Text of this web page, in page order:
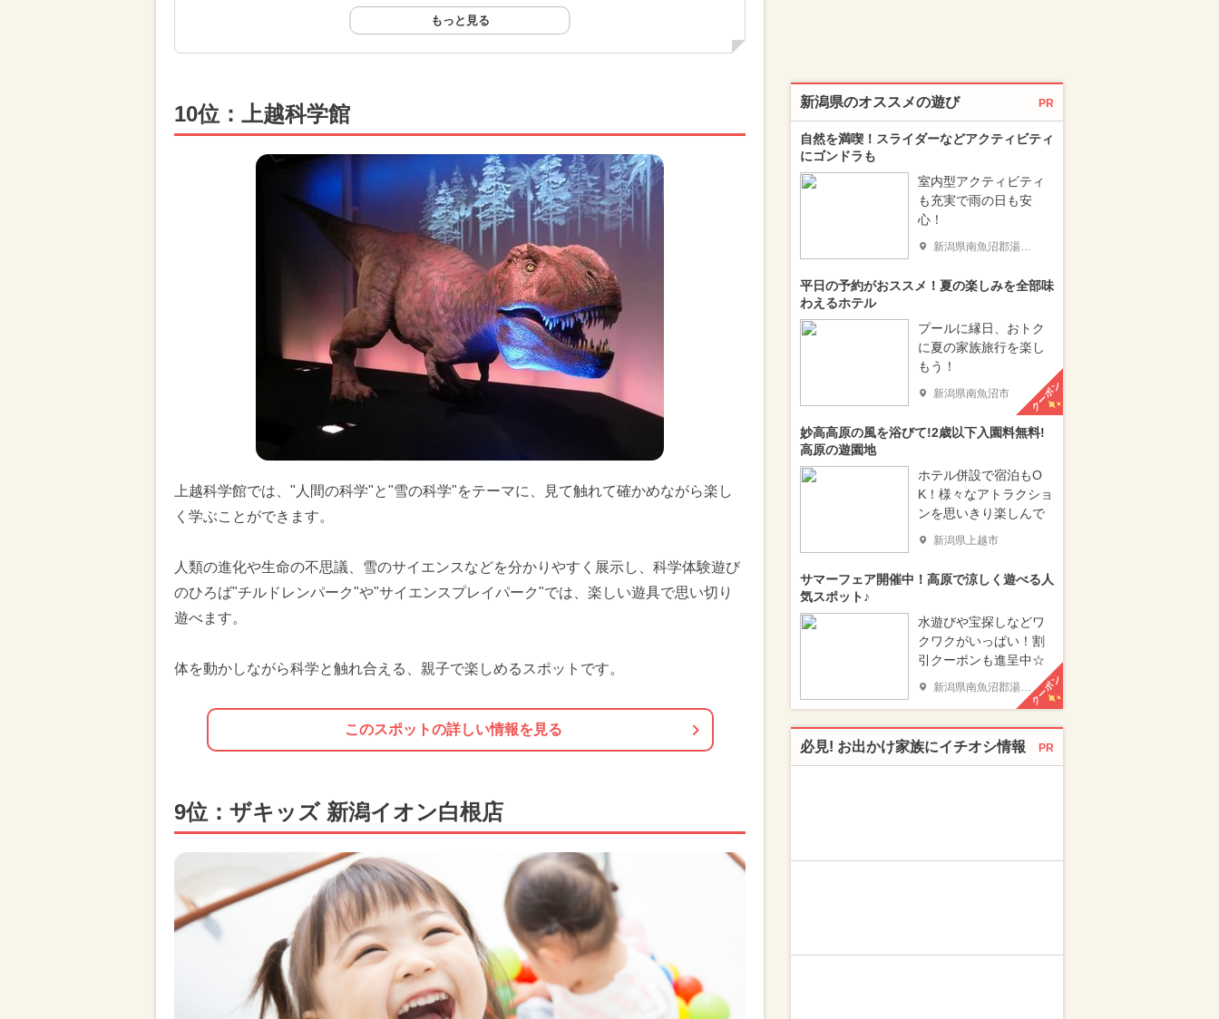
もっと見る
10位：上越科学館
上越科学館では、"人間の科学"と"雪の科学"をテーマに、見て触れて確かめながら楽し
く学ぶことができます。
人類の進化や生命の不思議、雪のサイエンスなどを分かりやすく展示し、科学体験遊び
のひろば"チルドレンパーク"や"サイエンスプレイパーク"では、楽しい遊具で思い切り
遊べます。
体を動かしながら科学と触れ合える、親子で楽しめるスポットです。
このスポットの詳しい情報を見る
9位：ザキッズ 新潟イオン白根店
新潟県のオススメの遊び PR
自然を満喫！スライダーなどアクティビティ
にゴンドラも
室内型アクティビティ
も充実で雨の日も安
心！
新潟県南魚沼郡湯沢町
平日の予約がおススメ！夏の楽しみを全部味
わえるホテル
プールに縁日、おトク
に夏の家族旅行を楽し
もう！
新潟県南魚沼市 クーポン
妙高高原の風を浴びて!2歳以下入園料無料!
高原の遊園地
ホテル併設で宿泊もO
K！様々なアトラクショ
ンを思いきり楽しんで
新潟県上越市
サマーフェア開催中！高原で涼しく遊べる人
気スポット♪
水遊びや宝探しなどワ
クワクがいっぱい！割
引クーポンも進呈中☆
新潟県南魚沼郡湯沢町 クーポン
必見! お出かけ家族にイチオシ情報 PR